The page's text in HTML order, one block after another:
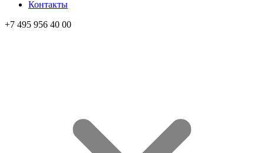
Контакты
+7 495 956 40 00